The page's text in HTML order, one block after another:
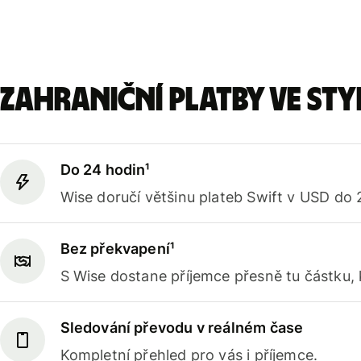
Zahraniční platby ve
Do 24 hodin¹
Wise doručí většinu plateb Swift v USD do
Bez překvapení¹
S Wise dostane příjemce přesně tu
Sledování převodu v reálném čase
Kompletní přehled pro vás i příjemce.